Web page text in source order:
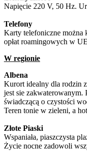
Napięcie 220 V, 50 Hz.
Telefony
Karty telefoniczne można
opłat roamingowych w
W regionie
Albena
Kurort idealny dla rodzin
jest sie zakwaterowanym.
świadczącą o czystości
Teren tonie w zieleni, a
Złote Piaski
Wspaniała, piaszczysta
Życie nocne zadowoli